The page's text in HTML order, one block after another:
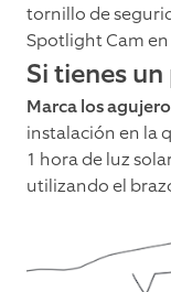
tornillo de
Spotlight Cam
Si tienes
Marca los
instalación en la
1 hora de luz
utilizando el